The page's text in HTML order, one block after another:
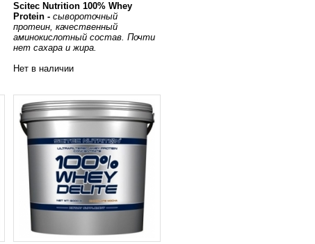
Scitec Nutrition 100% Whey
Protein - сывороточный
протеин, качественный
аминокислотный состав. Почти
нет сахара и жира.
Нет в наличии